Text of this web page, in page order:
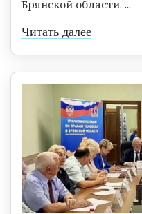
Брянской области. ...
Читать далее